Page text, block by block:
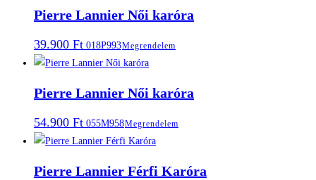
Pierre Lannier Női karóra
39.900 Ft 018P993Megrendelem
Pierre Lannier Női karóra
54.900 Ft 055M958Megrendelem
Pierre Lannier Férfi Karóra